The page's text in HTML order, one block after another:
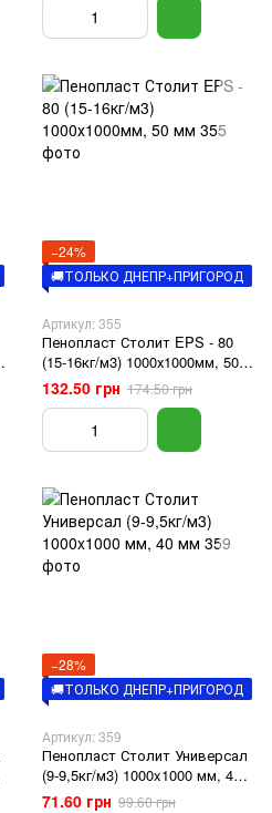
−24%
🚚ТОЛЬКО ДНЕПР+ПРИГОРОД
Артикул: 355
Пенопласт Столит EPS - 80
(15-16кг/м3) 1000х1000мм, 50
мм
132.50 грн 174.50 грн
−28%
🚚ТОЛЬКО ДНЕПР+ПРИГОРОД
Артикул: 359
Пенопласт Столит Универсал
(9-9,5кг/м3) 1000x1000 мм, 40
мм
71.60 грн 99.60 грн